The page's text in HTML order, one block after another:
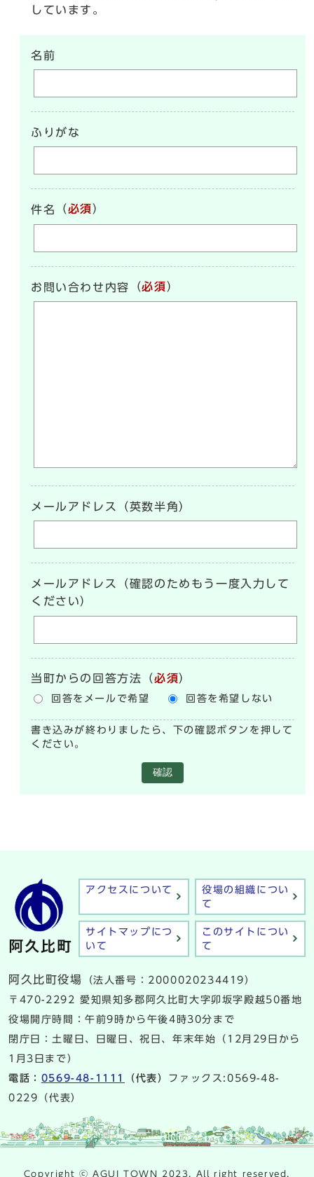
しています。
名前
ふりがな
件名 （必須）
お問い合わせ内容 （必須）
メールアドレス（英数半角）
メールアドレス（確認のためもう一度入力して
ください）
当町からの回答方法 （必須）
回答をメールで希望 回答を希望しない
書き込みが終わりましたら、下の確認ボタンを押して
ください。
確認
アクセスについて
役場の組織につい
て
サイトマップにつ
いて
このサイトについ
て
阿久比町役場
（法人番号：2000020234419）
〒470-2292 愛知県知多郡阿久比町大字卯坂字殿越50番地
役場開庁時間：午前9時から午後4時30分まで
閉庁日：土曜日、日曜日、祝日、年末年始（12月29日から
1月3日まで）
電話： 0569-48-1111 （代表） ファックス:0569-48-
0229（代表）
Copyright ⓒ AGUI TOWN 2023. All right reserved.